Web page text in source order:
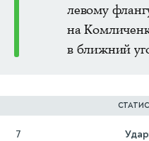
левому
на
в ближний
7